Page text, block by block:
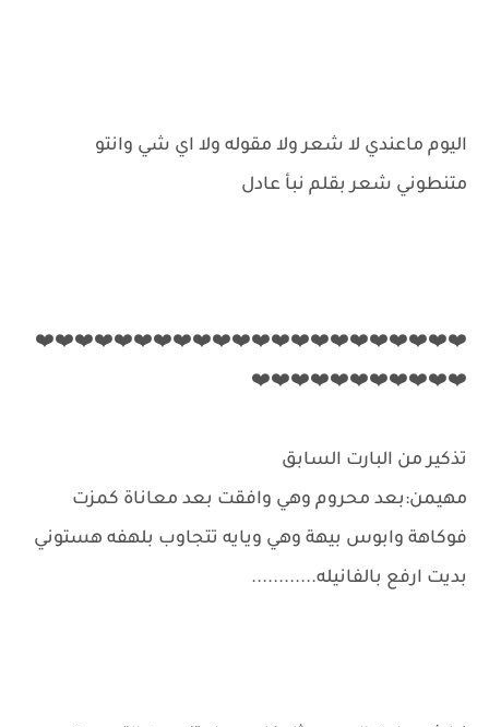
اليوم ماعندي لا شعر ولا مقوله ولا اي شي وانتو
متنطوني شعر بقلم نبأ عادل
❤️❤️❤️❤️❤️❤️❤️❤️❤️❤️❤️❤️❤️❤️❤️❤️❤️❤️❤️❤️❤️❤️
❤️❤️❤️❤️❤️❤️❤️❤️❤️❤️❤️
تذكير من البارت السابق
مهيمن:بعد محروم وهي وافقت بعد معاناة كمزت
فوكاهة وابوس بيهة وهي ويايه تتجاوب بلهفه هستوني
بديت ارفع بالفانيله............